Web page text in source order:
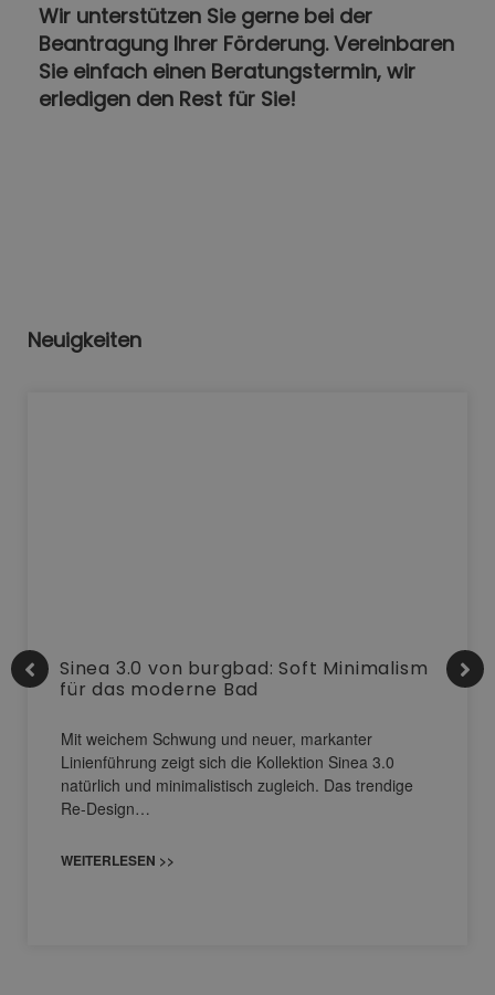
Wir unterstützen Sie gerne bei der
Beantragung Ihrer Förderung. Vereinbaren
Sie einfach einen Beratungstermin, wir
erledigen den Rest für Sie!
Neuigkeiten
Sinea 3.0 von burgbad: Soft Minimalism
für das moderne Bad
Mit weichem Schwung und neuer, markanter
Linienführung zeigt sich die Kollektion Sinea 3.0
natürlich und minimalistisch zugleich. Das trendige
Re-Design…
WEITERLESEN >>